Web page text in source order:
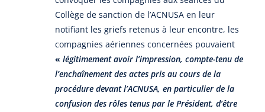
Collège de sanction de l’ACNUSA en leur
notifiant les griefs retenus à leur encontre, les
compagnies aériennes concernées pouvaient
« légitimement avoir l’impression, compte-tenu de
l’enchaînement des actes pris au cours de la
procédure devant l’ACNUSA, en particulier de la
confusion des rôles tenus par le Président, d’être